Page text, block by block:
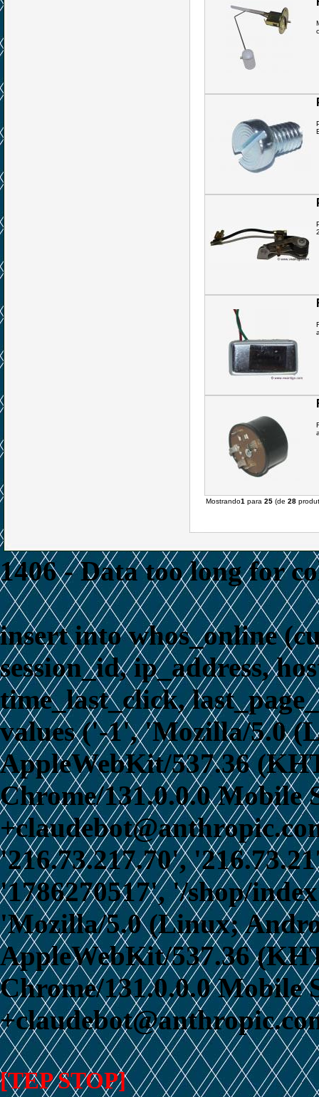
Mostrando1 para 25 (de 28
1406 - Data too long for
insert into whos_online
session_id, ip_address,
time_last_click,
values ('-1', 'Mozilla/5.0
AppleWebKit/537.36
Chrome/131.0.0.0 Mobile
'216.73.217.70',
'1786270517', '/shop/
'Mozilla/5.0 (Linux;
AppleWebKit/537.36
Chrome/131.0.0.0 Mobile
[TEP STOP]